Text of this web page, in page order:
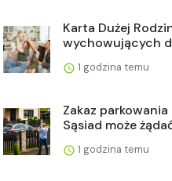
Karta Dużej
wychowujących
1 godzina temu
Zakaz
Sąsiad może
1 godzina temu